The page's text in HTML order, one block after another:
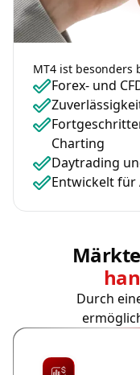
MT4 ist besonders
Forex- und
Charting
Daytrading
Entwickelt für
Durch